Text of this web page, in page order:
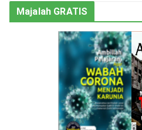
Majalah GRATIS